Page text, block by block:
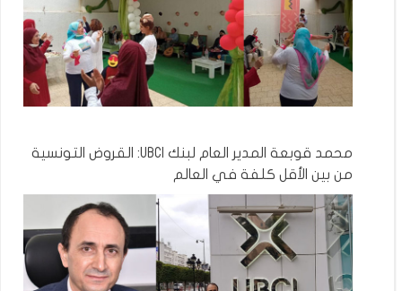
محمد قوبعة المدير العام لبنك UBCI: القروض التونسية
من بين الأقل كلفة في العالم